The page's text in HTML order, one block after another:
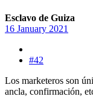
Esclavo de Guiza
16 January 2021
#42
Los marketeros son
ancla, confirmación,